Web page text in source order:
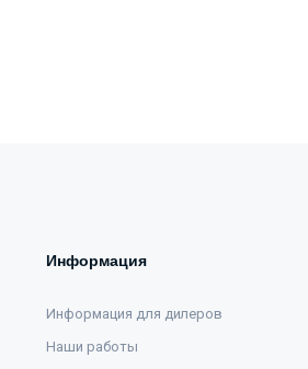
Информация
Информация для дилеров
Наши работы